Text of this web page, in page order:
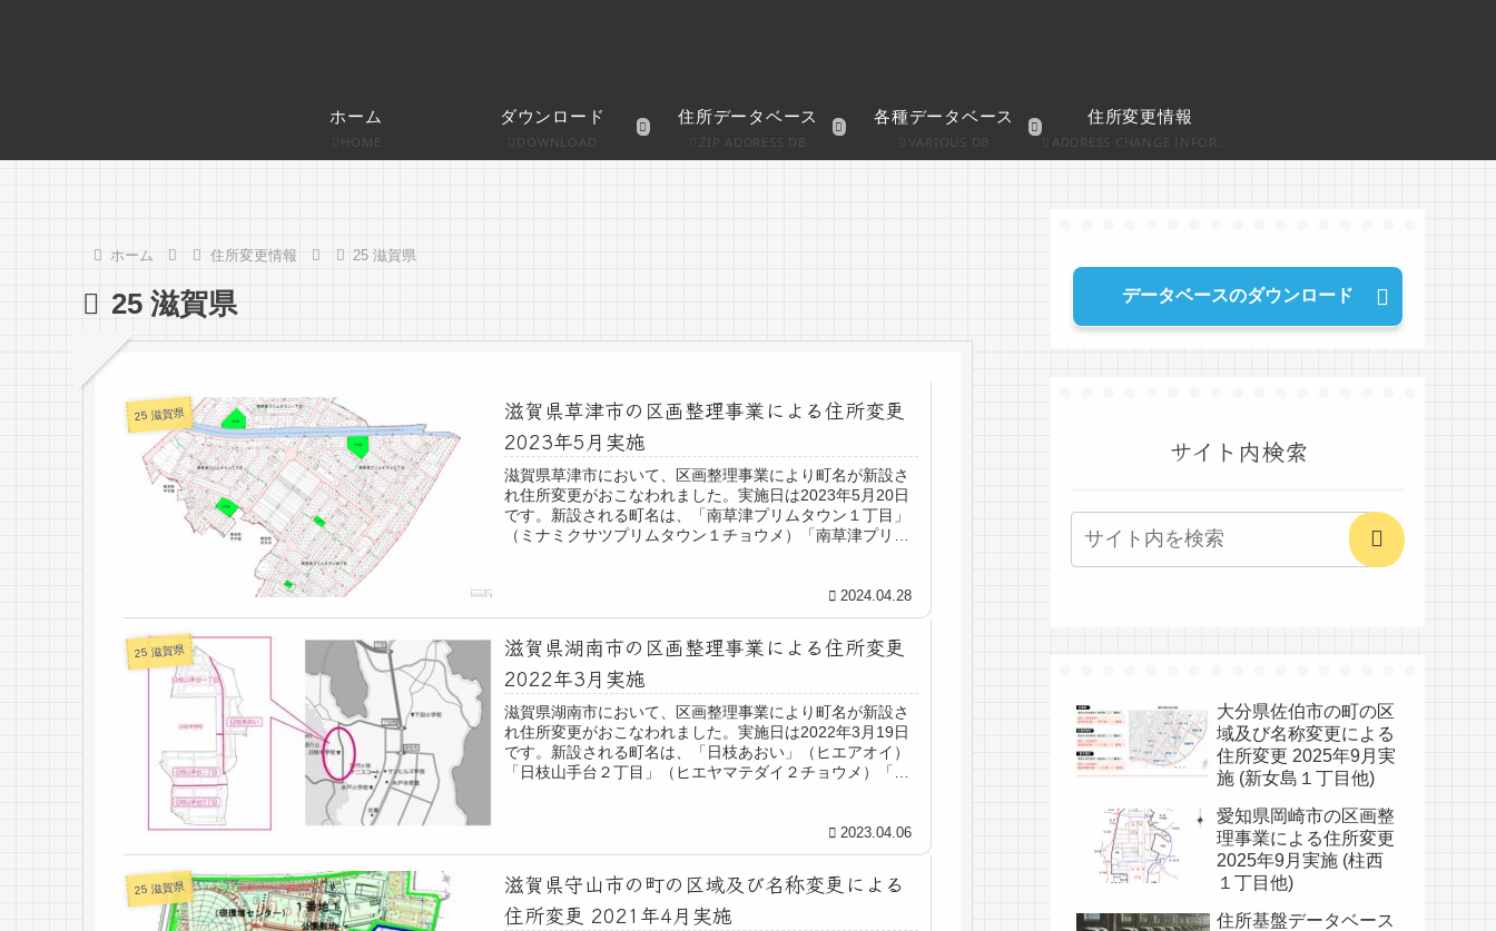
ホーム
HOME
ダウンロード
DOWNLOAD
住所データベース
ZIP ADDRESS DB
各種データベース
VARIOUS DB
住所変更情報
ADDRESS CHANGE INFORMATION
ホーム 住所変更情報 25 滋賀県
25 滋賀県
25 滋賀県
滋賀県草津市の区画整理事業による住所変更
2023年5月実施
滋賀県草津市において、区画整理事業により町名が新設さ
れ住所変更がおこなわれました。実施日は2023年5月20日
です。新設される町名は、「南草津プリムタウン１丁目」
（ミナミクサツプリムタウン１チョウメ）「南草津プリム
ン３チョウメ）「南草津プリムタウン４丁目」（ミナミク
サツプリムタウン４チョウメ）です。従来の住所は、「野
路町」「南笠町」「矢橋町」 他 です。
2024.04.28
25 滋賀県
滋賀県湖南市の区画整理事業による住所変更
2022年3月実施
滋賀県湖南市において、区画整理事業により町名が新設さ
れ住所変更がおこなわれました。実施日は2022年3月19日
です。新設される町名は、「日枝あおい」（ヒエアオイ）
「日枝山手台２丁目」（ヒエヤマテダイ２チョウメ）「日
2023.04.06
25 滋賀県
滋賀県守山市の町の区域及び名称変更による
住所変更 2021年4月実施
データベースのダウンロード
サイト内検索
大分県佐伯市の町の区
域及び名称変更による
住所変更 2025年9月実
施 (新女島１丁目他)
愛知県岡崎市の区画整
理事業による住所変更
2025年9月実施 (柱西
１丁目他)
住所基盤データベース